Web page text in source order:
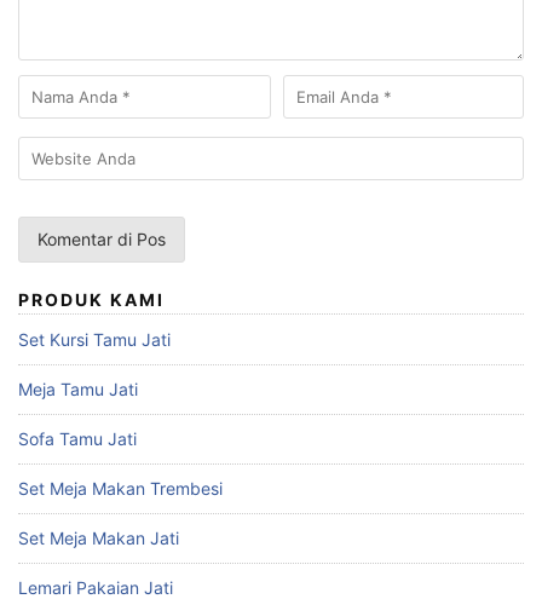
PRODUK KAMI
Set Kursi Tamu Jati
Meja Tamu Jati
Sofa Tamu Jati
Set Meja Makan Trembesi
Set Meja Makan Jati
Lemari Pakaian Jati